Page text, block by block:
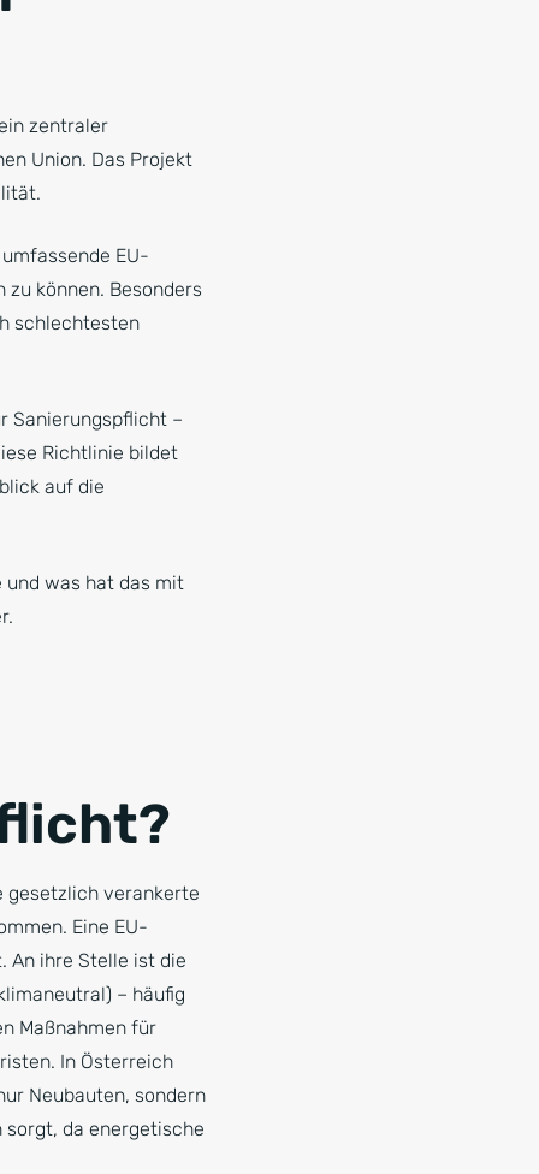
zentraler
Union. Das Projekt
EU-
können. Besonders
schlechtesten
Sanierungspflicht –
Richtlinie bildet
auf die
und was hat das mit
gesetzlich verankerte
Eine EU-
An ihre Stelle ist die
– häufig
Maßnahmen für
In Österreich
Neubauten, sondern
sorgt, da energetische